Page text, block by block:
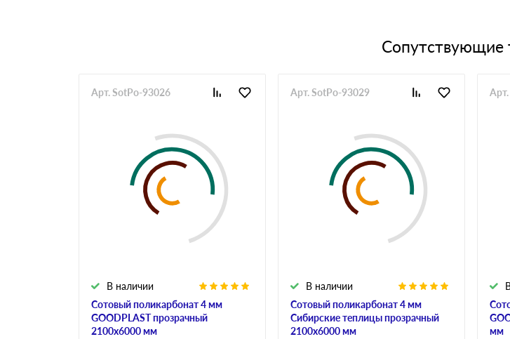
Сопутствующие
Сотовый поликарбонат 4 мм
GOODPLAST прозрачный
2100х6000 мм
В наличии
Арт. SotPo-93026
Сотовый поликарбонат 4 мм
Сибирские теплицы прозрачный
2100х6000 мм
В наличии
Арт. SotPo-93029
мм